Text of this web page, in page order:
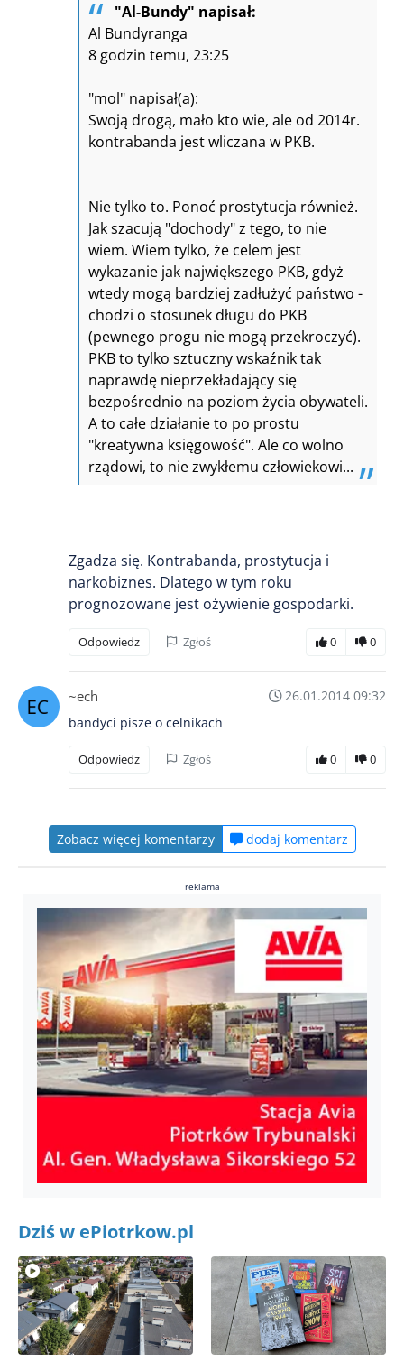
"Al-Bundy" napisał:
Al Bundyranga
8 godzin temu, 23:25
"mol" napisał(a):
Swoją drogą, mało kto wie, ale od 2014r.
kontrabanda jest wliczana w PKB.
Nie tylko to. Ponoć prostytucja również.
Jak szacują "dochody" z tego, to nie
wiem. Wiem tylko, że celem jest
wykazanie jak największego PKB, gdyż
wtedy mogą bardziej zadłużyć państwo -
chodzi o stosunek długu do PKB
(pewnego progu nie mogą przekroczyć).
PKB to tylko sztuczny wskaźnik tak
naprawdę nieprzekładający się
bezpośrednio na poziom życia obywateli.
A to całe działanie to po prostu
"kreatywna księgowość". Ale co wolno
rządowi, to nie zwykłemu człowiekowi...
Zgadza się. Kontrabanda, prostytucja i
narkobiznes. Dlatego w tym roku
prognozowane jest ożywienie gospodarki.
Odpowiedz Zgłoś 0 0
~ech
26.01.2014 09:32
bandyci pisze o celnikach
Odpowiedz Zgłoś 0 0
Zobacz więcej komentarzy dodaj komentarz
reklama
Dziś w ePiotrkow.pl